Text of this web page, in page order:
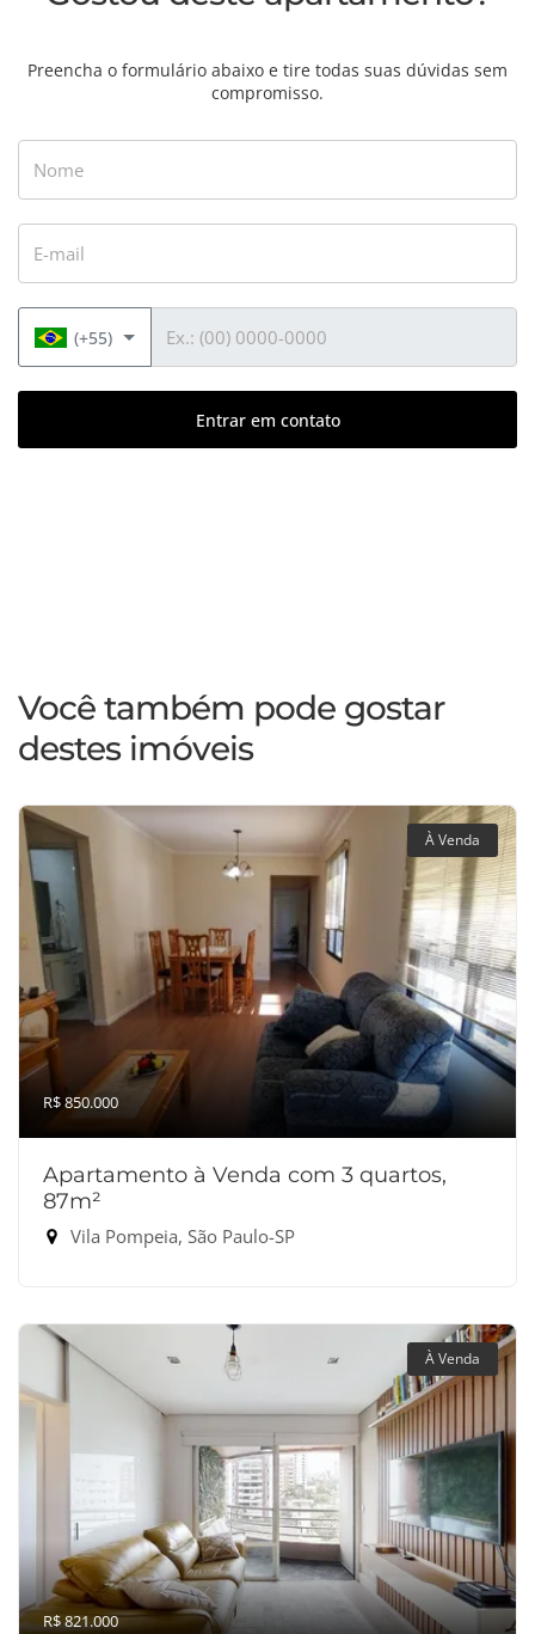
Preencha o formulário abaixo e tire todas suas dúvidas sem
compromisso.
(+55)
Entrar em contato
Você também pode gostar
destes imóveis
À Venda
R$ 850.000
Apartamento à Venda com 3 quartos,
87m²
Vila Pompeia, São Paulo-SP
À Venda
R$ 821.000